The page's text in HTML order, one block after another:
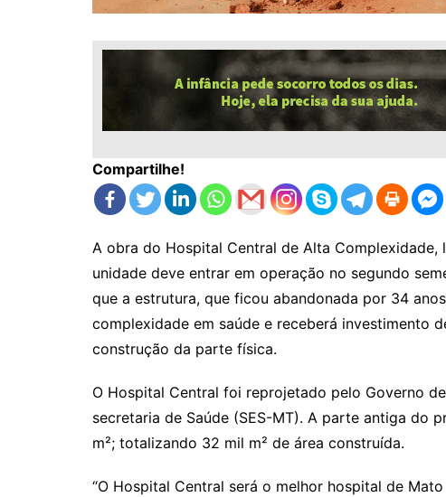
Compartilhe!
A obra do Hospital Central de Alta Complexidade,
unidade deve entrar em operação no segundo
que a estrutura, que ficou abandonada por 34
complexidade em saúde e receberá investimento
construção da parte física.
O Hospital Central foi reprojetado pelo Governo
secretaria de Saúde (SES-MT). A parte antiga do
m²; totalizando 32 mil m² de área construída.
“O Hospital Central será o melhor hospital de